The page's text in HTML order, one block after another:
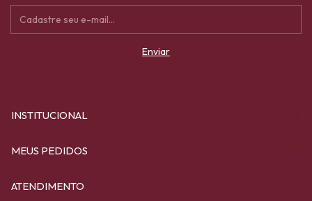
INSTITUCIONAL
MEUS PEDIDOS
ATENDIMENTO